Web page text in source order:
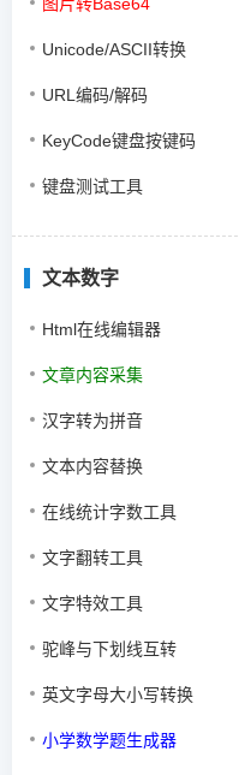
Unicode/ASCII转换
URL编码/解码
KeyCode键盘按键码
键盘测试工具
文本数字
Html在线编辑器
文章内容采集
汉字转为拼音
文本内容替换
在线统计字数工具
文字翻转工具
文字特效工具
驼峰与下划线互转
英文字母大小写转换
小学数学题生成器